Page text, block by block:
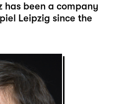
has been a company
Leipzig since the